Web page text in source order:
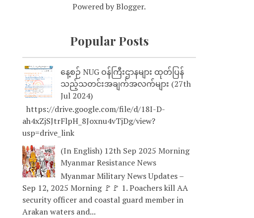
Powered byBlogger.
Popular Posts
နေ့စဉ် NUG ဝန်ကြီးဌာနများ ထုတ်ပြန်
သည့်သတင်းအချက်အလက်များ (27th
Jul 2024)
https://drive.google.com/file/d/18I-D-
ah4xZjSJtrFlpH_8Joxnu4vTjDg/view?
usp=drive_link
(In English) 12th Sep 2025 Morning
Myanmar Resistance News
Myanmar Military News Updates –
Sep 12, 2025 Morning 🚩🚩 1. Poachers kill AA
security officer and coastal guard member in
Arakan waters and...